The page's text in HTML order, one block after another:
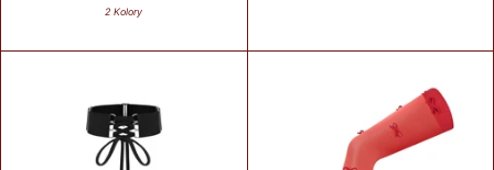
2 Kolory